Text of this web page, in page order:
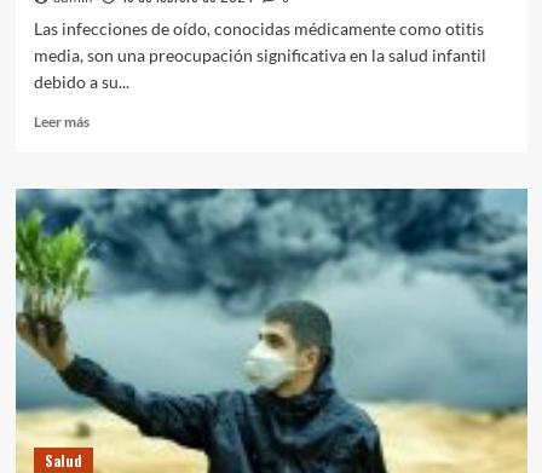
Salud
Insuficiencia cardíaca: causas, síntomas, tipos
y tratamiento
2
3
Salud
Lupus eritematoso sistémico: qué es, causas,
síntomas, diagnóstico y tratamiento
Salud
Esclerosis lateral amiotrófica (ELA): qué es,
causas, síntomas, diagnóstico y tratamiento
Las infecciones de oído, conocidas médicamente como otitis
media, son una preocupación significativa en la salud infantil
debido a su...
Leer másLeer
La
Importancia
de
las
Infecciones
de
su
Rol
como
una
Causa
Salud